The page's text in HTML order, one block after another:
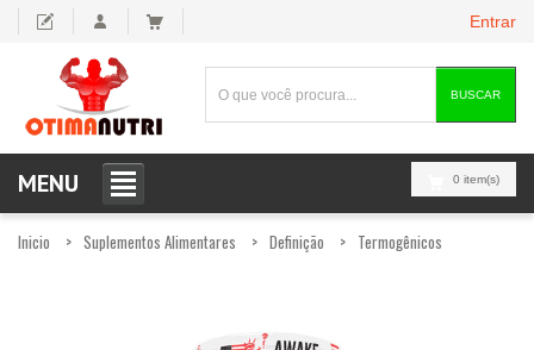
Entrar
BUSCAR
0 item(s)
MENU
Inicio Suplementos Alimentares Definição Termogênicos